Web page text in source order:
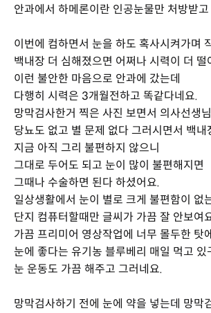
안과에서 하메론이란 인공눈물만 처방받
이번에 컴하면서 눈을 하도 혹사시켜가며
백내장 더 심해졌으면 어쩌나 시력이 더
이런 불안한 마음으로 안과에 갔는데
다행히 시력은 3개월전하고 똑같다네요.
망막검사한거 찍은 사진 보면서 의사선생님
당뇨도 없고 별 문제 없다 그러시면서 백내
지금 아직 그리 불편하지 않으니
그대로 두어도 되고 눈이 많이 불편해지면
그때나 수술하면 된다 하셨어요.
일상생활에서 눈이 별로 크게 불편함이 없
단지 컴퓨터할때만 글씨가 가끔 잘 안보여
가끔 프리미어 영상작업에 너무 몰두한 탓
눈에 좋다는 유기농 블루베리 매일 먹고 있
눈 운동도 가끔 해주고 그러네요.
망막검사하기 전에 눈에 약을 넣는데 망막